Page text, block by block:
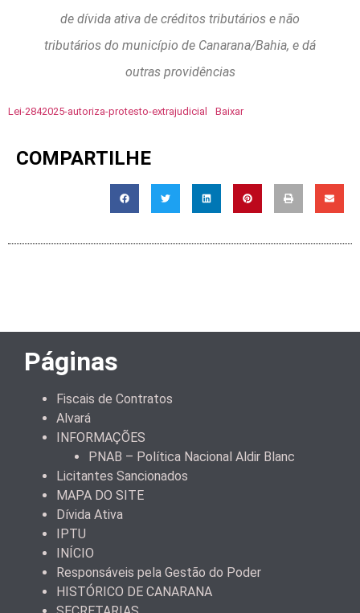
de dívida ativa de créditos tributários e não
tributários do município de Canarana/Bahia, e dá
outras providências
Lei-2842025-autoriza-protesto-extrajudicial Baixar
COMPARTILHE
Páginas
Fiscais de Contratos
Alvará
INFORMAÇÕES
PNAB – Política Nacional Aldir Blanc
Licitantes Sancionados
MAPA DO SITE
Dívida Ativa
IPTU
INÍCIO
Responsáveis pela Gestão do Poder
HISTÓRICO DE CANARANA